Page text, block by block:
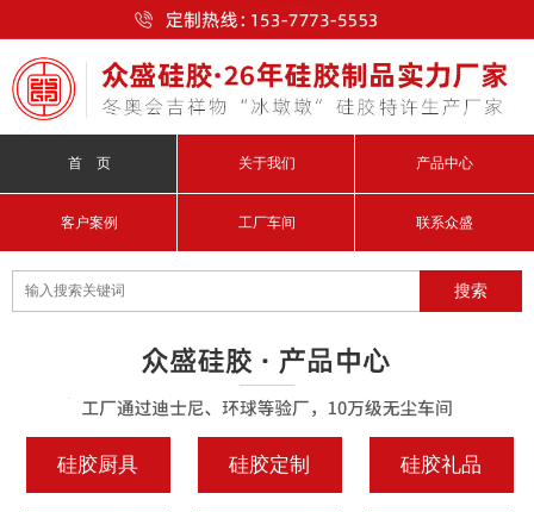
首 页 关于我们 产品中心
客户案例 工厂车间 联系众盛
硅胶厨具 硅胶定制 硅胶礼品